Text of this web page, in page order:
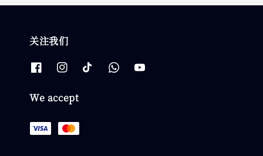
关注我们
We accept